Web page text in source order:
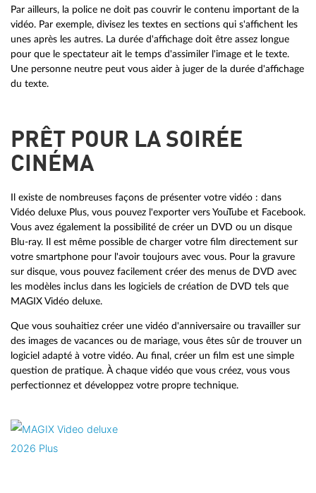
Par ailleurs, la police ne doit pas couvrir le contenu important de la
vidéo. Par exemple, divisez les textes en sections qui s'affichent les
unes après les autres. La durée d'affichage doit être assez longue
pour que le spectateur ait le temps d'assimiler l'image et le texte.
Une personne neutre peut vous aider à juger de la durée d'affichage
du texte.
PRÊT POUR LA SOIRÉE
CINÉMA
Il existe de nombreuses façons de présenter votre vidéo : dans
Vidéo deluxe Plus, vous pouvez l'exporter vers YouTube et Facebook.
Vous avez également la possibilité de créer un DVD ou un disque
Blu-ray. Il est même possible de charger votre film directement sur
votre smartphone pour l'avoir toujours avec vous. Pour la gravure
sur disque, vous pouvez facilement créer des menus de DVD avec
les modèles inclus dans les logiciels de création de DVD tels que
MAGIX Vidéo deluxe.
Que vous souhaitiez créer une vidéo d'anniversaire ou travailler sur
des images de vacances ou de mariage, vous êtes sûr de trouver un
logiciel adapté à votre vidéo. Au final, créer un film est une simple
question de pratique. À chaque vidéo que vous créez, vous vous
perfectionnez et développez votre propre technique.